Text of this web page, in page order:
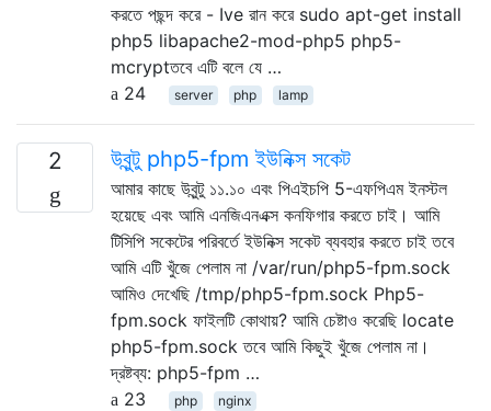
করতে পছন্দ করে - Ive রান করে sudo apt-get install
php5 libapache2-mod-php5 php5-
mcryptতবে এটি বলে যে …
24
server php lamp
2 উবুন্টু php5-fpm ইউনিক্স সকেট
আমার কাছে উবুন্টু ১১.১০ এবং পিএইচপি 5-এফপিএম ইনস্টল
হয়েছে এবং আমি এনজিএনএক্স কনফিগার করতে চাই। আমি
টিসিপি সকেটের পরিবর্তে ইউনিক্স সকেট ব্যবহার করতে চাই তবে
আমি এটি খুঁজে পেলাম না /var/run/php5-fpm.sock
আমিও দেখেছি /tmp/php5-fpm.sock Php5-
fpm.sock ফাইলটি কোথায়? আমি চেষ্টাও করেছি locate
php5-fpm.sock তবে আমি কিছুই খুঁজে পেলাম না।
দ্রষ্টব্য: php5-fpm …
23
php nginx